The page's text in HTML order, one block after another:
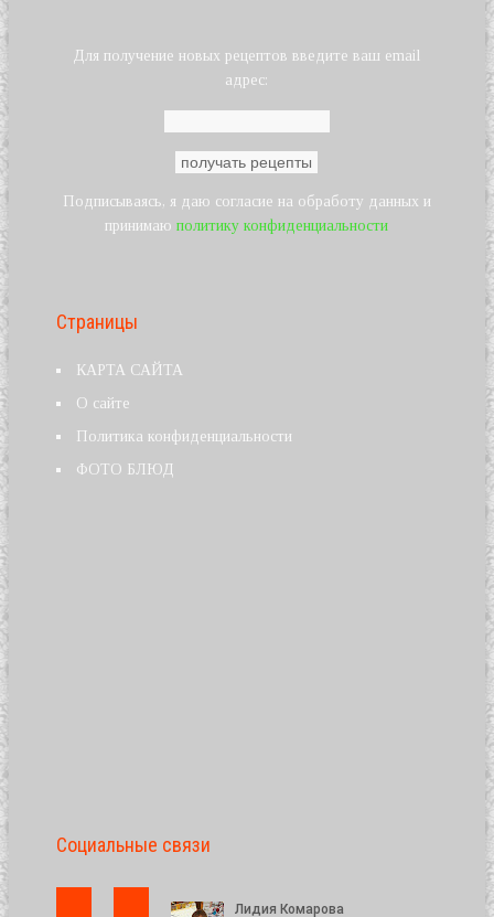
Для получение новых рецептов введите ваш email
адрес:
Подписываясь, я даю согласие на обработу данных и
принимаюполитику конфиденциальности
Страницы
КАРТА САЙТА
О сайте
Политика конфиденциальности
ФОТО БЛЮД
Социальные связи